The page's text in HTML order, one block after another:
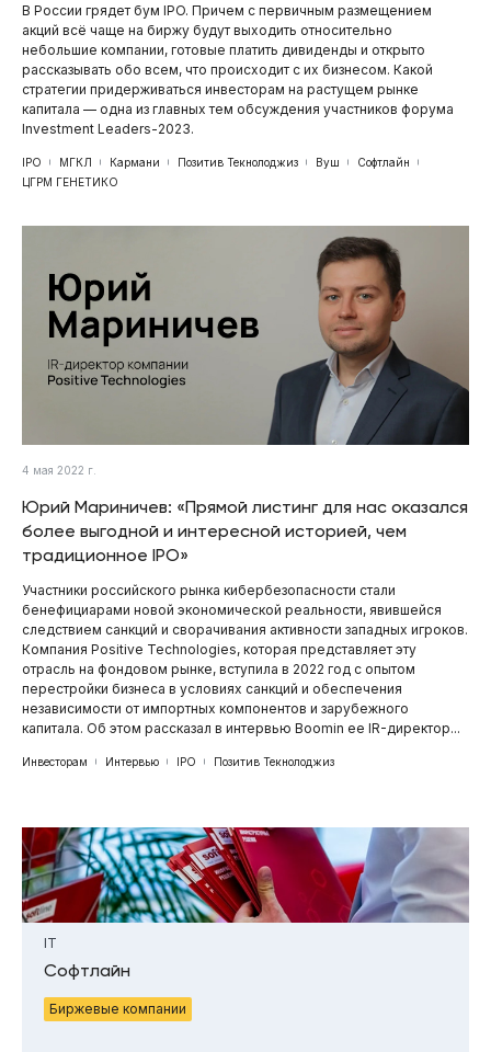
В России грядет бум IPO. Причем с первичным размещением
акций всё чаще на биржу будут выходить относительно
небольшие компании, готовые платить дивиденды и открыто
рассказывать обо всем, что происходит с их бизнесом. Какой
стратегии придерживаться инвесторам на растущем рынке
капитала — одна из главных тем обсуждения участников форума
Investment Leaders-2023.
IPO МГКЛ Кармани Позитив Текнолоджиз Вуш
Софтлайн
ЦГРМ ГЕНЕТИКО
4 мая 2022 г.
Юрий Мариничев: «Прямой листинг для нас оказался
более выгодной и интересной историей, чем
традиционное IPO»
Участники российского рынка кибербезопасности стали
бенефициарами новой экономической реальности, явившейся
следствием санкций и сворачивания активности западных игроков.
Компания Positive Technologies, которая представляет эту
отрасль на фондовом рынке, вступила в 2022 год с опытом
перестройки бизнеса в условиях санкций и обеспечения
независимости от импортных компонентов и зарубежного
капитала. Об этом рассказал в интервью Boomin ее IR-директор...
Инвесторам Интервью IPO Позитив Текнолоджиз
IT
Софтлайн
Биржевые компании